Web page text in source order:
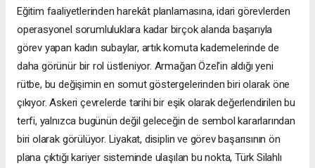
Eğitim faaliyetlerinden harekât planlamasına, idari görevlerden
operasyonel sorumluluklara kadar birçok alanda başarıyla
görev yapan kadın subaylar, artık komuta kademelerinde de
daha görünür bir rol üstleniyor. Armağan Özel'in aldığı yeni
rütbe, bu değişimin en somut göstergelerinden biri olarak öne
çıkıyor. Askeri çevrelerde tarihi bir eşik olarak değerlendirilen bu
terfi, yalnızca bugünün değil geleceğin de sembol kararlarından
biri olarak görülüyor. Liyakat, disiplin ve görev başarısının ön
plana çıktığı kariyer sisteminde ulaşılan bu nokta, Türk Silahlı